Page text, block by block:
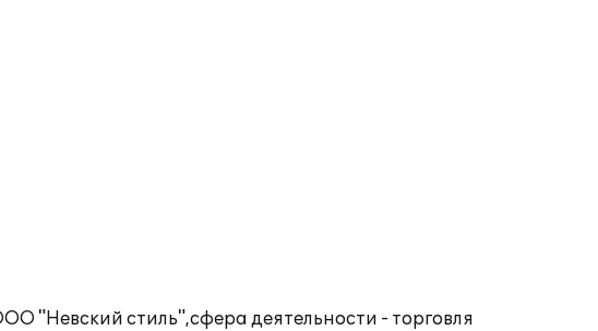
"Невский стиль",сфера деятельности - торговля